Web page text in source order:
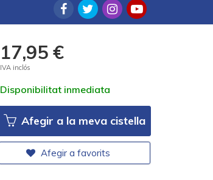
17,95 €
IVA inclós
Disponibilitat inmediata
Afegir a la meva cistella
Afegir a favorits